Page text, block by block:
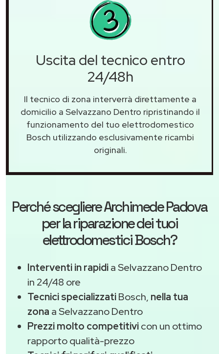
Uscita del tecnico entro
24/48h
Il tecnico di zona interverrà direttamente a
domicilio a Selvazzano Dentro ripristinando il
funzionamento del tuo elettrodomestico
Bosch utilizzando esclusivamente ricambi
originali.
Perché scegliereArchimede Padova
per la riparazione dei tuoi
elettrodomestici Bosch?
Interventi in rapidia Selvazzano Dentro
in 24/48 ore
Tecnici specializzatiBosch, nella tua
zona a Selvazzano Dentro
Prezzi molto competitivicon un ottimo
rapporto qualità-prezzo